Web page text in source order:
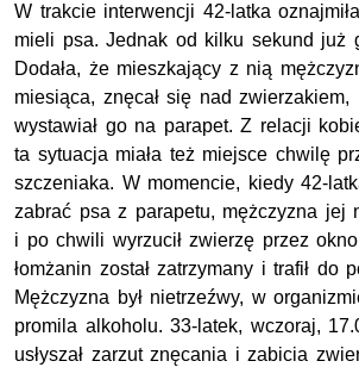
W trakcie interwencji 42-latka
mieli psa. Jednak od kilku sekund już
Dodała, że mieszkający z nią
miesiąca, znęcał się nad zwierzakiem,
wystawiał go na parapet. Z relacji
ta sytuacja miała też miejsce chwilę
szczeniaka. W momencie, kiedy 42-
zabrać psa z parapetu, mężczyzna jej
i po chwili wyrzucił zwierzę przez
łomżanin został zatrzymany i trafił do
Mężczyzna był nietrzeźwy, w
promila alkoholu. 33-latek, wczoraj,
usłyszał zarzut znęcania i zabicia